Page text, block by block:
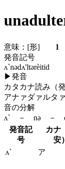
意味： [形] 1
発音記号
ʌ`nədʌ'ltərèitid
▶発音
カタカナ読み（
アナァダァルタ
音の分解
ʌ` － nə
発音記
号
カナ
安）
ʌ` ア